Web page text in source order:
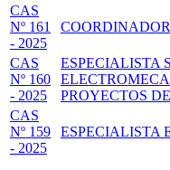
CAS
Nº 161
- 2025
CAS
Nº 160
- 2025
ESPECIALISTA
PROYECTOS
CAS
Nº 159
- 2025
ESPECIALISTA